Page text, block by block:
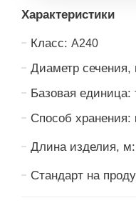
Характеристики
Класс: А240
Диаметр
Базовая единица:
Способ хранения:
Длина изделия, м:
Стандарт на